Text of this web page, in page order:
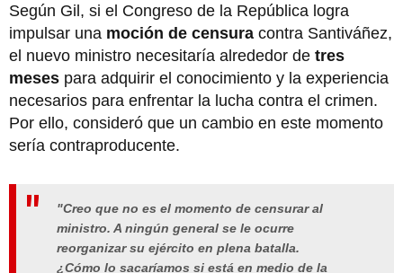
Según Gil, si el Congreso de la República logra
impulsar una moción de censura contra Santiváñez,
el nuevo ministro necesitaría alrededor de tres
meses para adquirir el conocimiento y la experiencia
necesarios para enfrentar la lucha contra el crimen.
Por ello, consideró que un cambio en este momento
sería contraproducente.
"Creo que no es el momento de censurar al
ministro. A ningún general se le ocurre
reorganizar su ejército en plena batalla.
¿Cómo lo sacaríamos si está en medio de la